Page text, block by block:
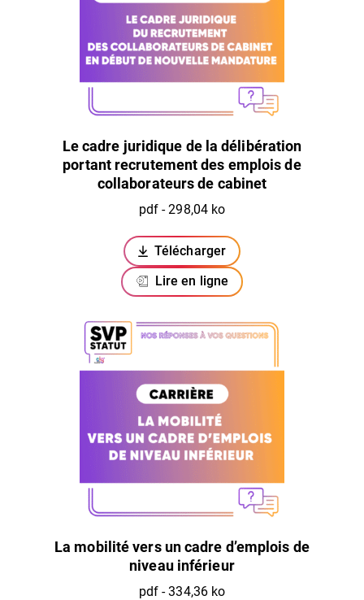
Le cadre juridique de la délibération
portant recrutement des emplois de
collaborateurs de cabinet
pdf - 298,04 ko
Télécharger
(ouverture dans un nouvel
Lire en ligne
La mobilité vers un cadre d’emplois de
niveau inférieur
pdf - 334,36 ko